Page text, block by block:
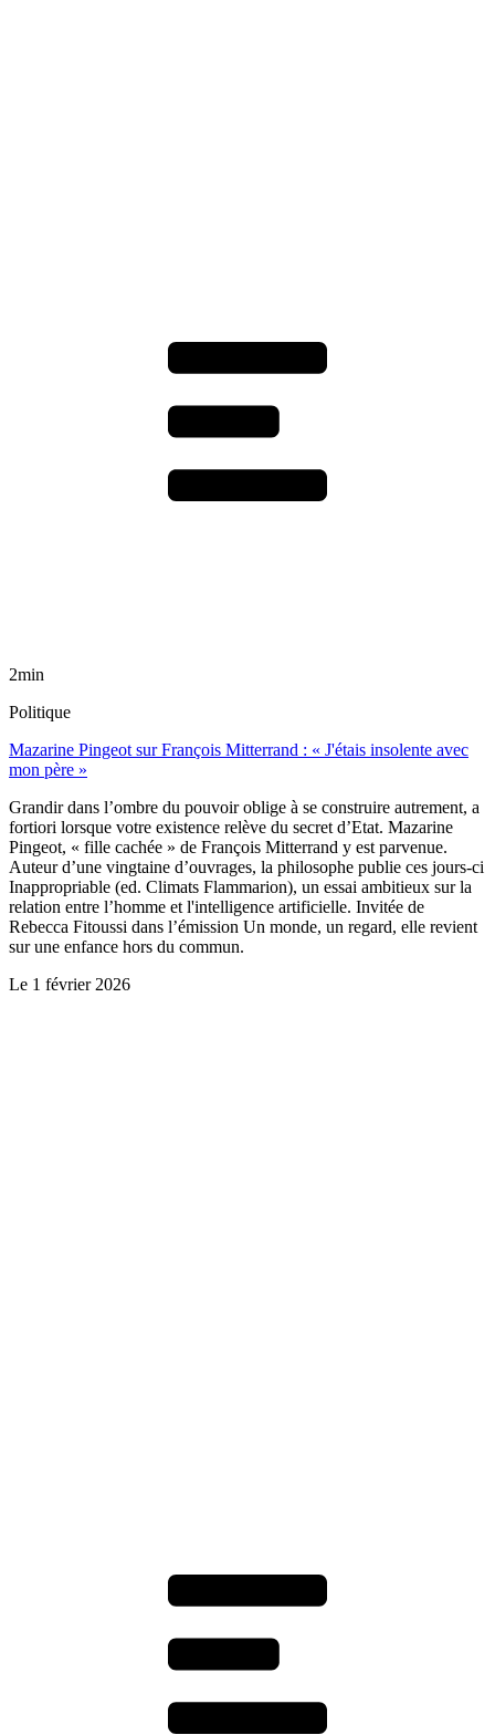
2min
Politique
Mazarine Pingeot sur François Mitterrand : « J'étais insolente avec
mon père »
Grandir dans l’ombre du pouvoir oblige à se construire autrement, a
fortiori lorsque votre existence relève du secret d’Etat. Mazarine
Pingeot, « fille cachée » de François Mitterrand y est parvenue.
Auteur d’une vingtaine d’ouvrages, la philosophe publie ces jours-ci
Inappropriable (ed. Climats Flammarion), un essai ambitieux sur la
relation entre l’homme et l'intelligence artificielle. Invitée de
Rebecca Fitoussi dans l’émission Un monde, un regard, elle revient
sur une enfance hors du commun.
Le 1 février 2026